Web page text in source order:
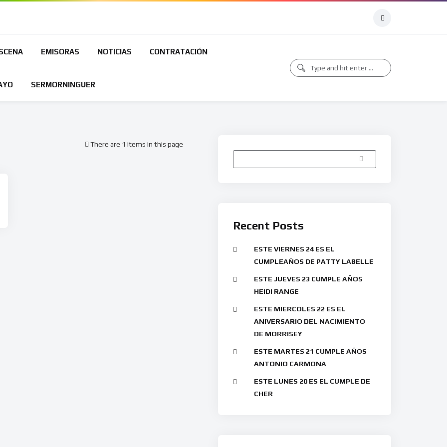
EMISORAS NOTICIAS CONTRATACIÓN
SERMORNINGUER
There are 1 items in this page
Buscar
Recent Posts
ESTE VIERNES 24 ES EL
CUMPLEAÑOS DE PATTY LABELLE
ESTE JUEVES 23 CUMPLE AÑOS
HEIDI RANGE
ESTE MIERCOLES 22 ES EL
ANIVERSARIO DEL NACIMIENTO
DE MORRISEY
ESTE MARTES 21 CUMPLE AÑOS
ANTONIO CARMONA
ESTE LUNES 20 ES EL CUMPLE DE
CHER